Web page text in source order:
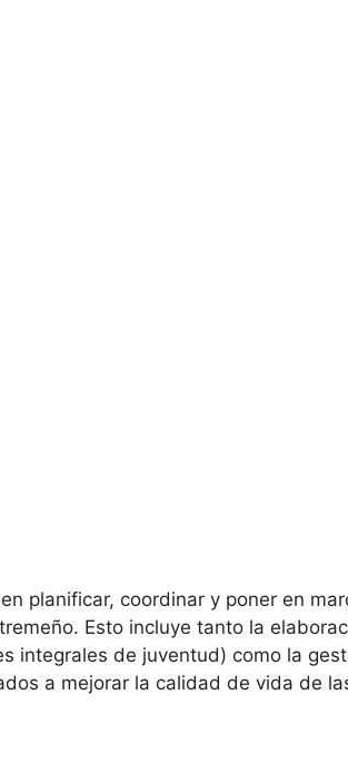
planificar, coordinar y poner en
Esto incluye tanto la
integrales de juventud) como la
a mejorar la calidad de vida de